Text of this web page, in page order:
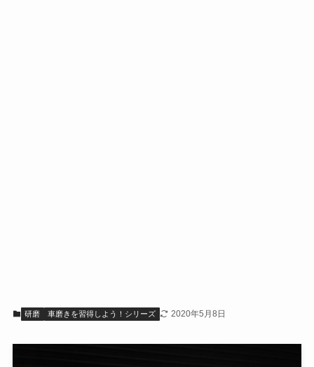
研磨 車磨きを習得しよう！シリーズ 2020年5月8日